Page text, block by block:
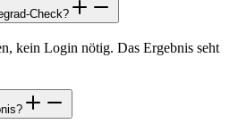
Check?
kein Login nötig. Das Ergebnis seht